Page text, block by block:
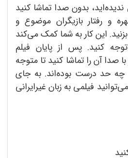
بدون صدا تماشا کنید
و رفتار بازیگران موضوع و
این کار به شما کمک می‌کند
کنید. پس از پایان فیلم
صدا آن را تماشا کنید تا متوجه
حد درست بوده‌اند. به جای
فیلمی به زبان غیرایرانی